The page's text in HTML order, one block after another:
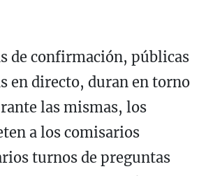
de confirmación, públicas
en directo, duran en torno
las mismas, los
a los comisarios
turnos de preguntas